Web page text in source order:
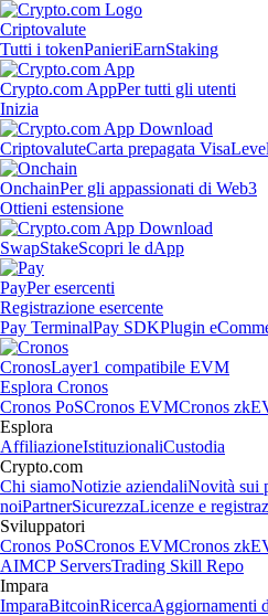
Criptovalute
Tutti i tokenPanieriEarnStaking
Crypto.com AppPer tutti gli utenti
Inizia
CriptovaluteCarta prepagata Visa
OnchainPer gli appassionati di Web3
Ottieni estensione
SwapStakeScopri le dApp
PayPer esercenti
Registrazione esercente
Pay TerminalPay SDKPlugin
CronosLayer1 compatibile EVM
Esplora Cronos
Cronos PoSCronos EVMCronos
Esplora
AffiliazioneIstituzionaliCustodia
Crypto.com
Chi siamoNotizie aziendaliNovità sui
noiPartnerSicurezzaLicenze e
Sviluppatori
Cronos PoSCronos EVMCronos
AIMCP ServersTrading Skill Repo
Impara
ImparaBitcoinRicercaAggiornamenti